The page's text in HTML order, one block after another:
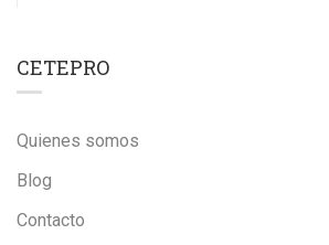
CETEPRO
Quienes somos
Blog
Contacto